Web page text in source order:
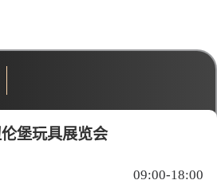
堡玩具展览会
09:00-18:00